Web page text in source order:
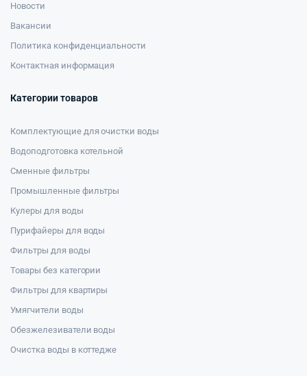
Новости
Вакансии
Политика конфиденциальности
Контактная информация
Категории товаров
Комплектующие для очистки воды
Водоподготовка котельной
Сменные фильтры
Промышленные фильтры
Кулеры для воды
Пурифайеры для воды
Фильтры для воды
Товары без категории
Фильтры для квартиры
Умягчители воды
Обезжелезиватели воды
Очистка воды в коттедже